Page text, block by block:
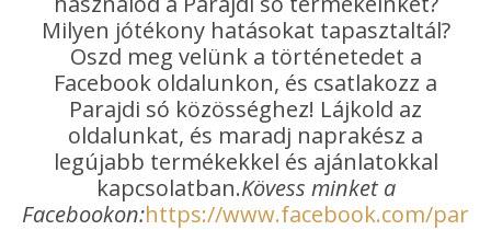
Milyen jótékony hatásokat tapasztaltál?
Oszd meg velünk a történetedet a
Facebook oldalunkon, és csatlakozz a
Parajdi só közösséghez! Lájkold az
oldalunkat, és maradj naprakész a
legújabb termékekkel és ajánlatokkal
kapcsolatban.Kövess minket a
Facebookon:https://www.facebook.com/